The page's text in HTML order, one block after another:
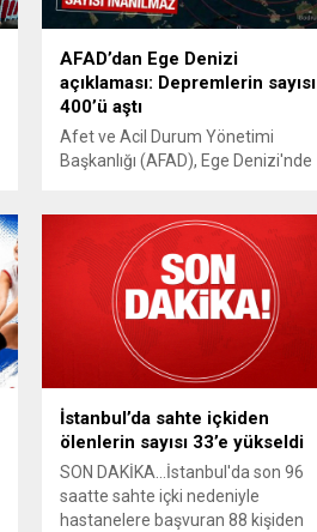
AFAD’dan Ege Denizi
açıklaması: Depremlerin sayısı
400’ü aştı
Afet ve Acil Durum Yönetimi
Başkanlığı (AFAD), Ege Denizi'nde
İstanbul’da sahte içkiden
ölenlerin sayısı 33’e yükseldi
SON DAKİKA...İstanbul'da son 96
saatte sahte içki nedeniyle
hastanelere başvuran 88 kişiden